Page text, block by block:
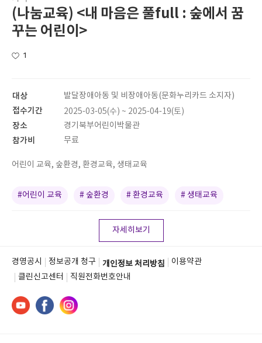
(나눔교육) <내 마음은 풀full : 숲에서 꿈
꾸는 어린이>
1
대상 발달장애아동 및 비장애아동(문화누리카드 소지자)
접수기간 2025-03-05(수) ~ 2025-04-19(토)
장소 경기북부어린이박물관
참가비 무료
어린이 교육, 숲환경, 환경교육, 생태교육
#어린이 교육 # 숲환경 # 환경교육 # 생태교육
자세히보기
경영공시 정보공개 청구 개인정보 처리방침
이용약관
클린신고센터
직원전화번호안내